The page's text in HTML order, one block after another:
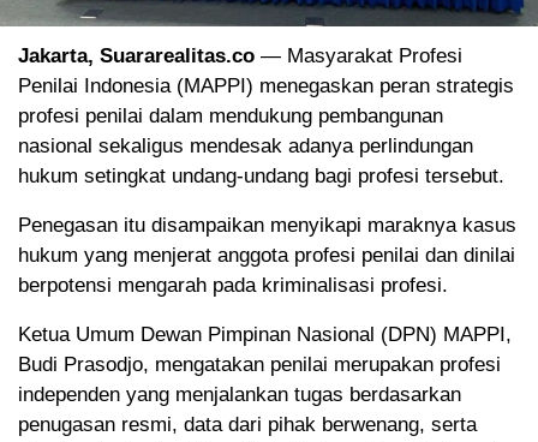
Jakarta, Suararealitas.co — Masyarakat Profesi
Penilai Indonesia (MAPPI) menegaskan peran strategis
profesi penilai dalam mendukung pembangunan
nasional sekaligus mendesak adanya perlindungan
hukum setingkat undang-undang bagi profesi tersebut.
Penegasan itu disampaikan menyikapi maraknya kasus
hukum yang menjerat anggota profesi penilai dan dinilai
berpotensi mengarah pada kriminalisasi profesi.
Ketua Umum Dewan Pimpinan Nasional (DPN) MAPPI,
Budi Prasodjo, mengatakan penilai merupakan profesi
independen yang menjalankan tugas berdasarkan
penugasan resmi, data dari pihak berwenang, serta